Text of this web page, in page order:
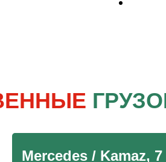
Mercedes / Kamaz,